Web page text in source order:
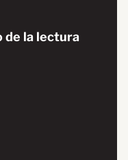
de la lectura